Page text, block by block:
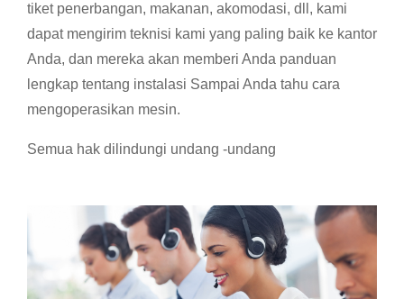
tiket penerbangan, makanan, akomodasi, dll, kami
dapat mengirim teknisi kami yang paling baik ke kantor
Anda, dan mereka akan memberi Anda panduan
lengkap tentang instalasi Sampai Anda tahu cara
mengoperasikan mesin.
Semua hak dilindungi undang -undang